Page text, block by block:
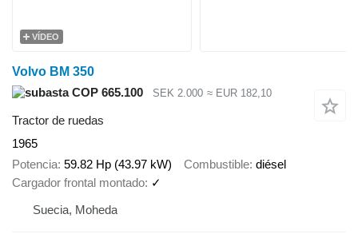
VÍDEO
Volvo BM 350
COP 665.100
SEK 2.000 ≈ EUR 182,10
Tractor de ruedas
1965
Potencia 59.82 Hp (43.97 kW) Combustible diésel
Cargador frontal montado ✓
Suecia, Moheda